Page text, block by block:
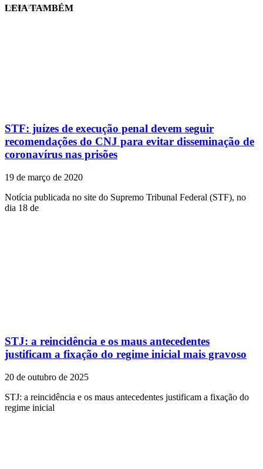
EVINIS TALON
LEIA TAMBÉM
STF: juízes de execução penal devem seguir
recomendações do CNJ para evitar disseminação de
coronavírus nas prisões
19 de março de 2020
Notícia publicada no site do Supremo Tribunal Federal (STF), no
dia 18 de
STJ: a reincidência e os maus antecedentes
justificam a fixação do regime inicial mais gravoso
20 de outubro de 2025
STJ: a reincidência e os maus antecedentes justificam a fixação do
regime inicial